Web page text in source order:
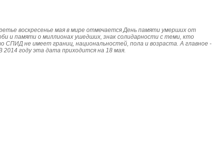
воскресенье мая в мире отмечается День памяти умерших от
и памяти о миллионах ушедших, знак солидарности с теми, кто
не имеет границ, национальностей, пола и возраста. А главное -
году эта дата приходится на 18 мая.